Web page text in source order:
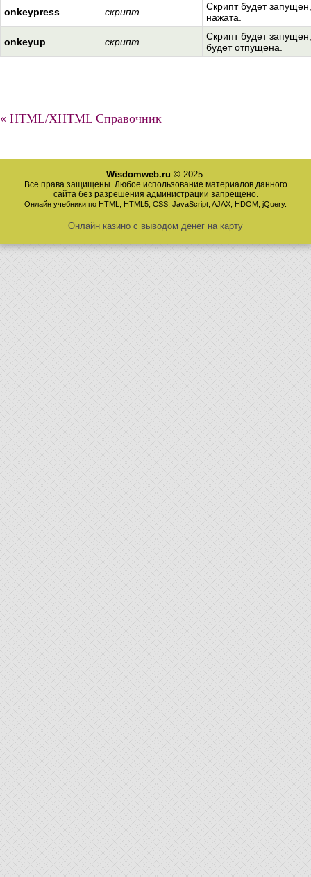
onkeypress скрипт
Скрипт будет
нажата.
onkeyup скрипт
Скрипт будет
будет отпущена.
« HTML/XHTML Справочник
Wisdomweb.ru © 2025.
Все права защищены. Любое использование материалов данного
сайта без разрешения администрации запрещено.
Онлайн учебники по HTML, HTML5, CSS, JavaScript, AJAX, HDOM, jQuery.
Онлайн казино с выводом денег на карту